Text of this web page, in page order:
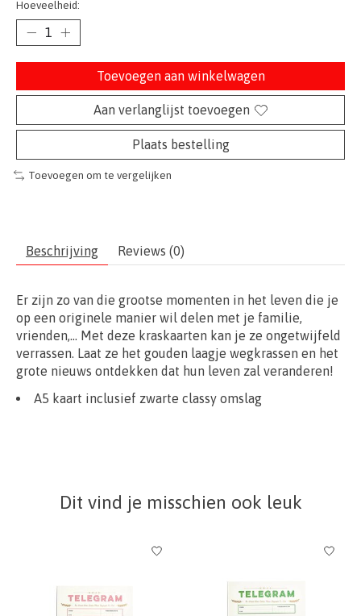
Hoeveelheid:
Toevoegen aan winkelwagen
Aan verlanglijst toevoegen
Plaats bestelling
Toevoegen om te vergelijken
Beschrijving Reviews (0)
Er zijn zo van die grootse momenten in het leven die je
op een originele manier wil delen met je familie,
vrienden,... Met deze kraskaarten kan je ze ongetwijfeld
verrassen. Laat ze het gouden laagje wegkrassen en het
grote nieuws ontdekken dat hun leven zal veranderen!
A5 kaart inclusief zwarte classy omslag
Dit vind je misschien ook leuk
Items van productcarrousel